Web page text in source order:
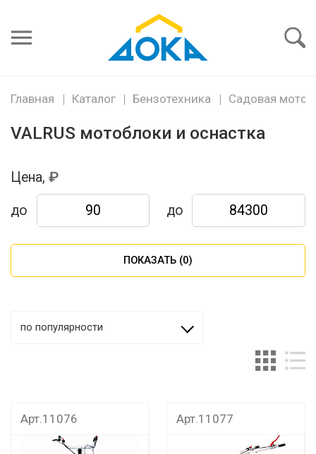
пароль
Главная Каталог Бензотехника Садовая мото
VALRUS мотоблоки и оснаcтка
Цена,
до до
ПОКАЗАТЬ (0)
по популярности
Арт.11076 Арт.11077